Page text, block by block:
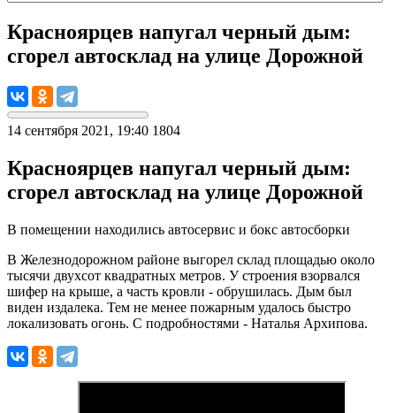
Красноярцев напугал черный дым:
сгорел автосклад на улице Дорожной
14 сентября 2021, 19:40 1804
Красноярцев напугал черный дым:
сгорел автосклад на улице Дорожной
В помещении находились автосервис и бокс автосборки
В Железнодорожном районе выгорел склад площадью около
тысячи двухсот квадратных метров. У строения взорвался
шифер на крыше, а часть кровли - обрушилась. Дым был
виден издалека. Тем не менее пожарным удалось быстро
локализовать огонь. С подробностями - Наталья Архипова.